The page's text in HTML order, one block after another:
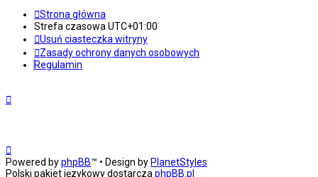
Strona główna
Strefa czasowa UTC+01:00
Usuń ciasteczka witryny
Zasady ochrony danych osobowych
Regulamin
Powered byphpBB™ • Design by PlanetStyles
Polski pakiet językowy dostarcza phpBB.pl